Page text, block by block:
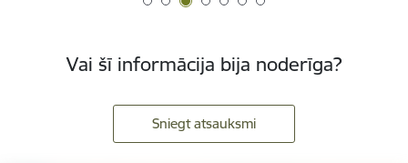
Vai šī informācija bija noderīga?
Sniegt atsauksmi